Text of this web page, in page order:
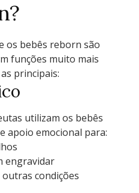
os bebês reborn são
funções muito mais
principais:
utilizam os bebês
apoio emocional para:
engravidar
condições